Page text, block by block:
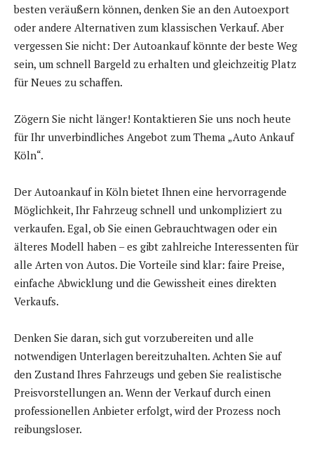
besten veräußern können, denken Sie an den Autoexport
oder andere Alternativen zum klassischen Verkauf. Aber
vergessen Sie nicht: Der Autoankauf könnte der beste Weg
sein, um schnell Bargeld zu erhalten und gleichzeitig Platz
für Neues zu schaffen.
Zögern Sie nicht länger! Kontaktieren Sie uns noch heute
für Ihr unverbindliches Angebot zum Thema „Auto Ankauf
Köln“.
Der Autoankauf in Köln bietet Ihnen eine hervorragende
Möglichkeit, Ihr Fahrzeug schnell und unkompliziert zu
verkaufen. Egal, ob Sie einen Gebrauchtwagen oder ein
älteres Modell haben – es gibt zahlreiche Interessenten für
alle Arten von Autos. Die Vorteile sind klar: faire Preise,
einfache Abwicklung und die Gewissheit eines direkten
Verkaufs.
Denken Sie daran, sich gut vorzubereiten und alle
notwendigen Unterlagen bereitzuhalten. Achten Sie auf
den Zustand Ihres Fahrzeugs und geben Sie realistische
Preisvorstellungen an. Wenn der Verkauf durch einen
professionellen Anbieter erfolgt, wird der Prozess noch
reibungsloser.